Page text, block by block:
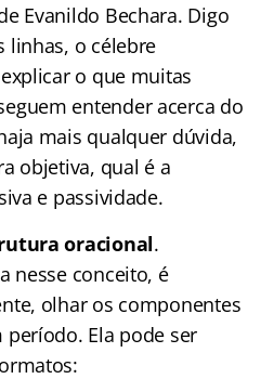
Evanildo Bechara. Digo
linhas, o célebre
o que muitas
entender acerca do
mais qualquer dúvida,
objetiva, qual é a
e passividade.
oracional.
nesse conceito, é
olhar os componentes
Ela pode ser